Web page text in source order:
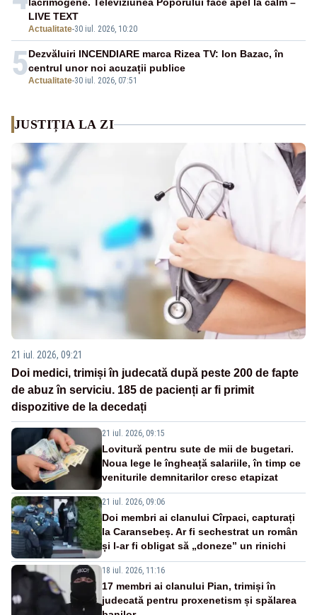
Actualitate-30 iul. 2026, 10:20
LIVE TEXT
5Actualitate-30 iul. 2026, 07:51
Dezvăluiri INCENDIARE marca Rizea TV: Ion Bazac, în
centrul unor noi acuzații publice
JUSTIȚIA LA ZI
21 iul. 2026, 09:21
Doi medici, trimiși în judecată după peste 200 de fapte
de abuz în serviciu. 185 de pacienți ar fi primit
dispozitive de la decedați
21 iul. 2026, 09:15
Lovitură pentru sute de mii de bugetari.
Noua lege le îngheață salariile, în timp ce
veniturile demnitarilor cresc etapizat
21 iul. 2026, 09:06
Doi membri ai clanului Cîrpaci, capturați
la Caransebeș. Ar fi sechestrat un român
și l-ar fi obligat să „doneze” un rinichi
18 iul. 2026, 11:16
17 membri ai clanului Pian, trimiși în
judecată pentru proxenetism și spălarea